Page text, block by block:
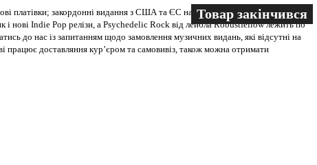
платівки; закордонні видання з США та ЄС на всіх носіях. В магазині
і нові Indie Pop релізи, а Psychedelic Rock від лейбла Robustfellow лежить по
до нас із запитанням щодо замовлення музичних видань, які відсутні на
працює доставляння кур’єром та самовивіз, також можна отримати
Товар закінчився
Товар закінчився
Товар закінчився